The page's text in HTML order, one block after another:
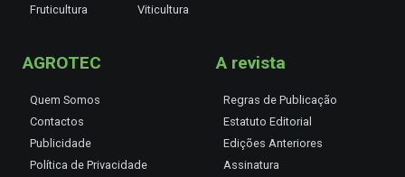
Fruticultura
Viticultura
AGROTEC
Quem Somos
Contactos
Publicidade
Política de Privacidade
A revista
Regras de Publicação
Estatuto Editorial
Edições Anteriores
Assinatura